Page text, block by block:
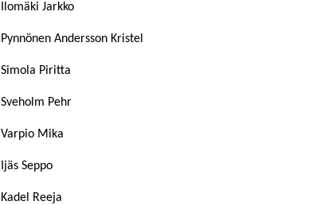
Ilomäki Jarkko
Pynnönen Andersson Kristel
Simola Piritta
Sveholm Pehr
Varpio Mika
Ijäs Seppo
Kadel Reeja